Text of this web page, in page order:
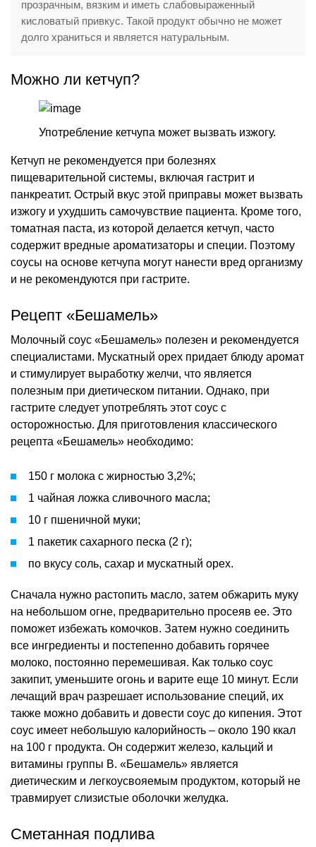
прозрачным, вязким и иметь слабовыраженный
кисловатый привкус. Такой продукт обычно не может
долго храниться и является натуральным.
Можно ли кетчуп?
Употребление кетчупа может вызвать изжогу.
Кетчуп не рекомендуется при болезнях
пищеварительной системы, включая гастрит и
панкреатит. Острый вкус этой приправы может вызвать
изжогу и ухудшить самочувствие пациента. Кроме того,
томатная паста, из которой делается кетчуп, часто
содержит вредные ароматизаторы и специи. Поэтому
соусы на основе кетчупа могут нанести вред организму
и не рекомендуются при гастрите.
Рецепт «Бешамель»
Молочный соус «Бешамель» полезен и рекомендуется
специалистами. Мускатный орех придает блюду аромат
и стимулирует выработку желчи, что является
полезным при диетическом питании. Однако, при
гастрите следует употреблять этот соус с
осторожностью. Для приготовления классического
рецепта «Бешамель» необходимо:
150 г молока с жирностью 3,2%;
1 чайная ложка сливочного масла;
10 г пшеничной муки;
1 пакетик сахарного песка (2 г);
по вкусу соль, сахар и мускатный орех.
Сначала нужно растопить масло, затем обжарить муку
на небольшом огне, предварительно просеяв ее. Это
поможет избежать комочков. Затем нужно соединить
все ингредиенты и постепенно добавить горячее
молоко, постоянно перемешивая. Как только соус
закипит, уменьшите огонь и варите еще 10 минут. Если
лечащий врач разрешает использование специй, их
также можно добавить и довести соус до кипения. Этот
соус имеет небольшую калорийность – около 190 ккал
на 100 г продукта. Он содержит железо, кальций и
витамины группы В. «Бешамель» является
диетическим и легкоусвояемым продуктом, который не
травмирует слизистые оболочки желудка.
Сметанная подлива